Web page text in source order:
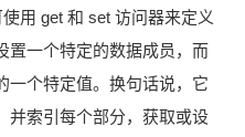
用 get 和 set 访问器来定义
置一个特定的数据成员，而
一个特定值。换句话说，它
并索引每个部分，获取或设